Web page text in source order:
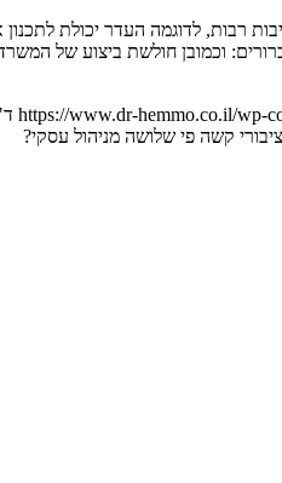
רבות, לדוגמה העדר יכולת
וכמובן חולשת ביצוע של
https://www.dr-hemmo.co.il/wp-
קשה פי שלושה מניהול עסקי?